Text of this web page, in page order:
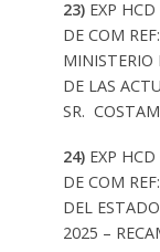
23) EXP
DE COM
MINISTERIO
DE LAS
SR.
24) EXP
DE COM
DEL
2025 –